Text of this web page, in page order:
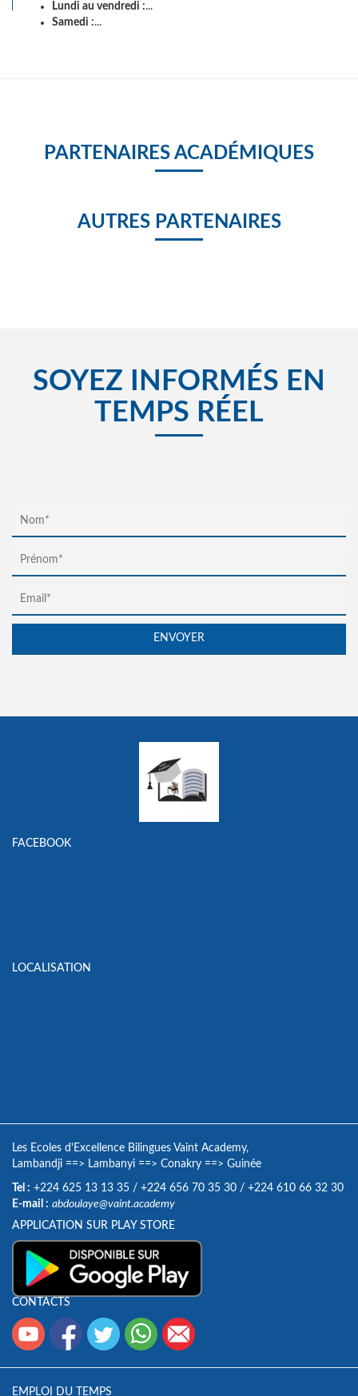
Lundi au vendredi :...
Samedi :...
PARTENAIRES ACADÉMIQUES
AUTRES PARTENAIRES
SOYEZ INFORMÉS EN
TEMPS RÉEL
FACEBOOK
LOCALISATION
Les Ecoles d'Excellence Bilingues Vaint Academy,
Lambandji ==> Lambanyi ==> Conakry ==> Guinée
Tel : +224 625 13 13 35 / +224 656 70 35 30 / +224 610 66 32 30
E-mail : abdoulaye@vaint.academy
APPLICATION SUR PLAY STORE
CONTACTS
EMPLOI DU TEMPS